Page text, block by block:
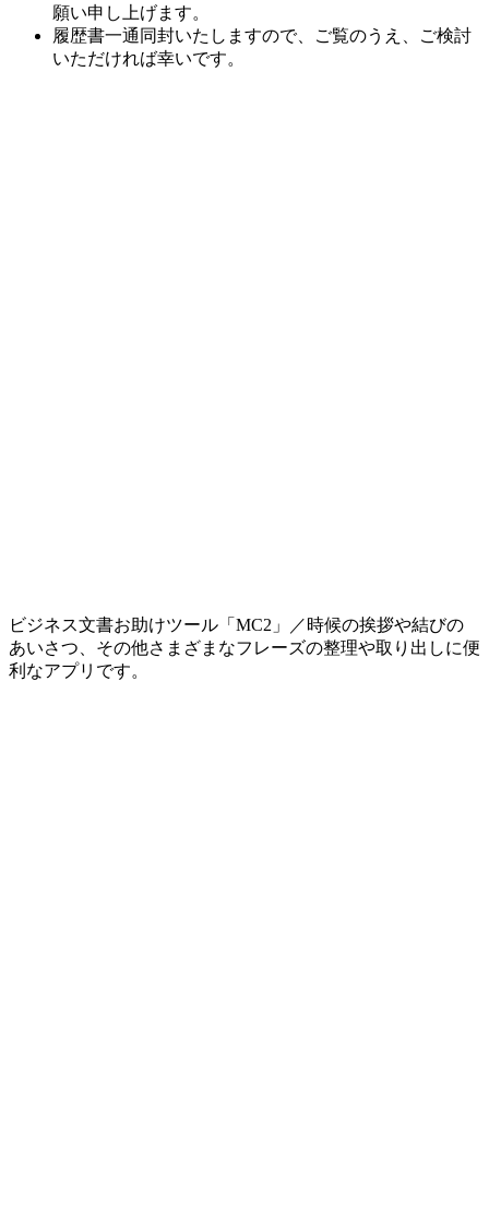
願い申し上げます。
履歴書一通同封いたしますので、ご覧のうえ、ご検討
いただければ幸いです。
ビジネス文書お助けツール「MC2」／時候の挨拶や結びの
あいさつ、その他さまざまなフレーズの整理や取り出しに便
利なアプリです。